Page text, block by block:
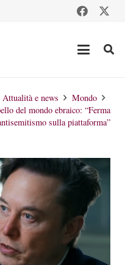
Attualità e news
Mondo
del mondo ebraico: “Ferma
sulla piattaforma”